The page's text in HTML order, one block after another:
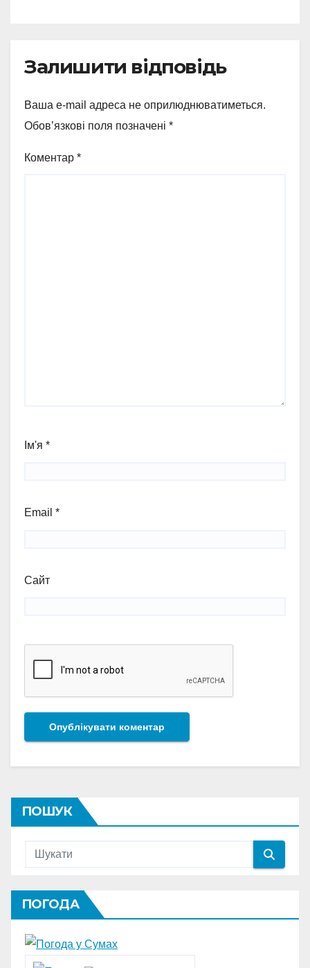
Залишити відповідь
Ваша e-mail адреса не оприлюднюватиметься.
Обов’язкові поля позначені *
Коментар *
Ім'я *
Email *
Сайт
ПОШУК
ПОГОДА